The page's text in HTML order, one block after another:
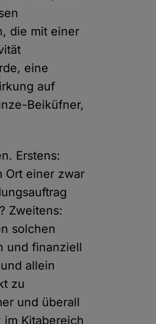
die mit einer
eine
auf
Beiküfner,
Erstens:
Ort einer zwar
Zweitens:
solchen
und finanziell
allein
zu
und überall
Kitabereich